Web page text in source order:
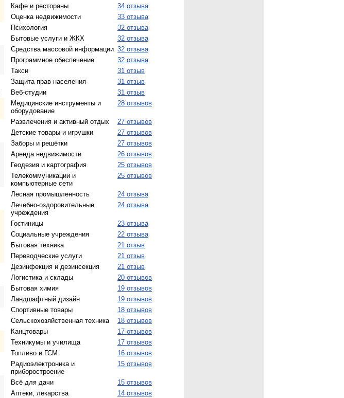
Кафе и рестораны
34 отзыва
Оценка недвижимости
33 отзыва
Психология
32 отзыва
Бытовые услуги и ЖКХ
32 отзыва
Средства массовой информации 32 отзыва
Программное обеспечение
32 отзыва
Такси
31 отзыв
Защита прав населения
31 отзыв
Веб-студии
31 отзыв
Медицинские инструменты и
оборудование
28 отзывов
Развлечения и активный отдых
27 отзывов
Детские товары и игрушки
27 отзывов
Заборы и решётки
27 отзывов
Аренда недвижимости
26 отзывов
Геодезия и картография
25 отзывов
Телекоммуникации и
компьютерные сети
25 отзывов
Лесная промышленность
24 отзыва
Лечебно-оздоровительные
учреждения
24 отзыва
Гостиницы
23 отзыва
Социальные учреждения
22 отзыва
Бытовая техника
21 отзыв
Переводческие услуги
21 отзыв
Дезинфекция и дезинсекция
21 отзыв
Логистика и склады
20 отзывов
Бытовая химия
19 отзывов
Ландшафтный дизайн
19 отзывов
Спортивные товары
18 отзывов
Сельскохозяйственная техника
18 отзывов
Канцтовары
17 отзывов
Техникумы и училища
17 отзывов
Топливо и ГСМ
16 отзывов
Радиоэлектроника и
приборостроение
15 отзывов
Всё для дачи
15 отзывов
Аптеки, лекарства
14 отзывов